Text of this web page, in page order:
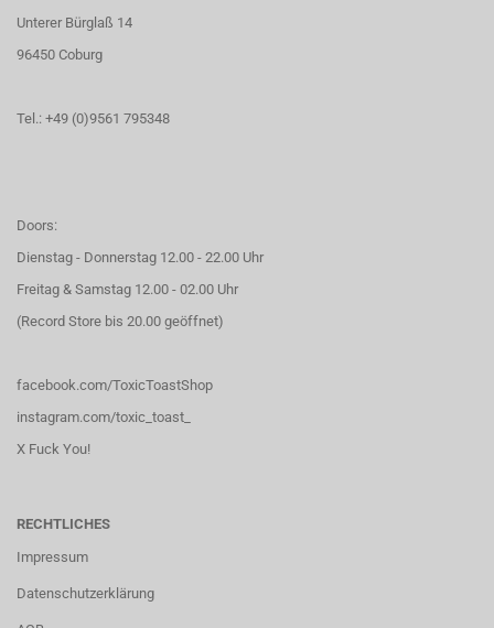
Unterer Bürglaß 14
96450 Coburg
Tel.: +49 (0)9561 795348
Doors:
Dienstag - Donnerstag 12.00 - 22.00 Uhr
Freitag & Samstag 12.00 - 02.00 Uhr
(Record Store bis 20.00 geöffnet)
facebook.com/ToxicToastShop
instagram.com/toxic_toast_
X Fuck You!
RECHTLICHES
Impressum
Datenschutzerklärung